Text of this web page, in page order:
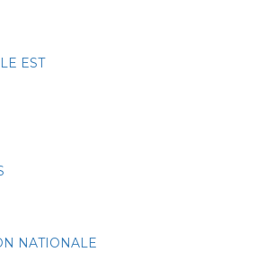
EST
NATIONALE